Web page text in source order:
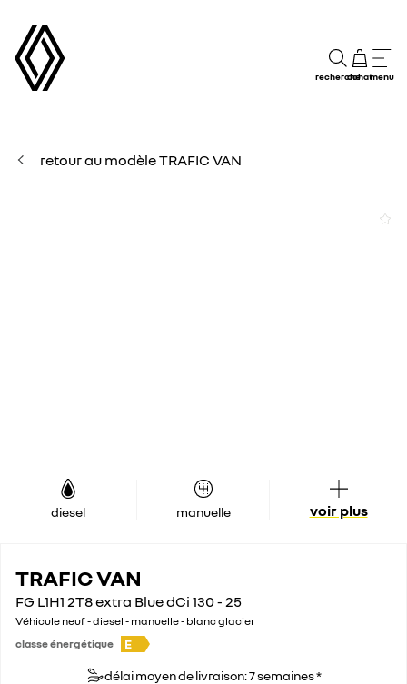
rechercheachatmenu
retour au modèle TRAFIC VAN
diesel manuelle voir plus
TRAFIC VAN
FG L1H1 2T8 extra Blue dCi 130 - 25
Véhicule neuf - diesel - manuelle - blanc glacier
classe énergétique
E
délai moyen de livraison: 7 semaines *